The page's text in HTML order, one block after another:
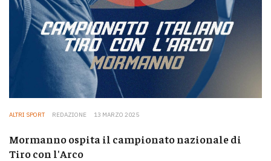
ALTRI SPORT REDAZIONE 13 MARZO 2025
Mormanno ospita il campionato nazionale di
Tiro con l'Arco